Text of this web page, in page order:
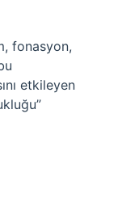
fonasyon,
etkileyen